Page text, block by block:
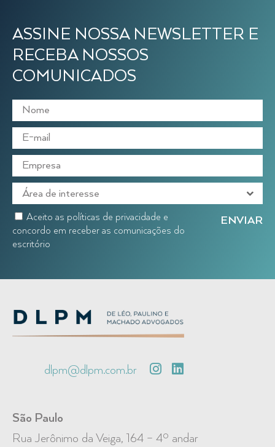
ASSINE NOSSA NEWSLETTER E
RECEBA NOSSOS
COMUNICADOS
Aceito as políticas de privacidade e
concordo em receber as comunicações do
escritório
dlpm@dlpm.com.br
São Paulo
Rua Jerônimo da Veiga, 164 – 4º andar